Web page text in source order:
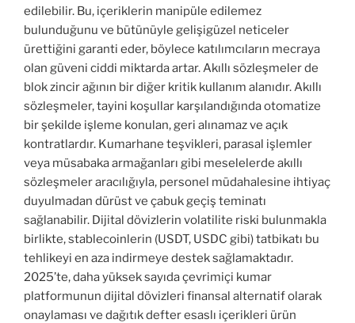
edilebilir. Bu, içeriklerin manipüle edilemez
bulunduğunu ve bütünüyle gelişigüzel neticeler
ürettiğini garanti eder, böylece katılımcıların mecraya
olan güveni ciddi miktarda artar. Akıllı sözleşmeler de
blok zincir ağının bir diğer kritik kullanım alanıdır. Akıllı
sözleşmeler, tayini koşullar karşılandığında otomatize
bir şekilde işleme konulan, geri alınamaz ve açık
kontratlardır. Kumarhane teşvikleri, parasal işlemler
veya müsabaka armağanları gibi meselelerde akıllı
sözleşmeler aracılığıyla, personel müdahalesine ihtiyaç
duyulmadan dürüst ve çabuk geçiş teminatı
sağlanabilir. Dijital dövizlerin volatilite riski bulunmakla
birlikte, stablecoinlerin (USDT, USDC gibi) tatbikatı bu
tehlikeyi en aza indirmeye destek sağlamaktadır.
2025’te, daha yüksek sayıda çevrimiçi kumar
platformunun dijital dövizleri finansal alternatif olarak
onaylaması ve dağıtık defter esaslı içerikleri ürün